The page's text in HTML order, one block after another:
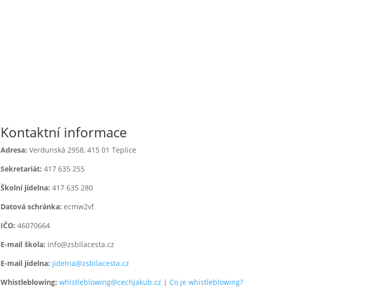
Kontaktní informace
Adresa: Verdunská 2958,415 01 Teplice
Sekretariát: 417 635 255
Školní jídelna:417 635 280
Datová schránka: ecmw2vf
IČO: 46070664
E-mail škola: info@zsbilacesta.cz
E-mail jídelna: jidelna@zsbilacesta.cz
Whistleblowing: whistleblowing@cechjakub.cz | Co je whistleblowing?